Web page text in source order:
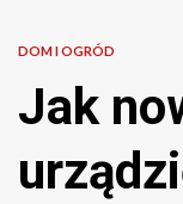
DOM I OGRÓD
Jak